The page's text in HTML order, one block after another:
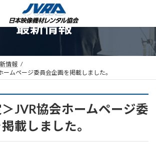
最新情報
情報
ームページ委員会企画を掲載しました。
JVR協会ホームページ委
載しました。